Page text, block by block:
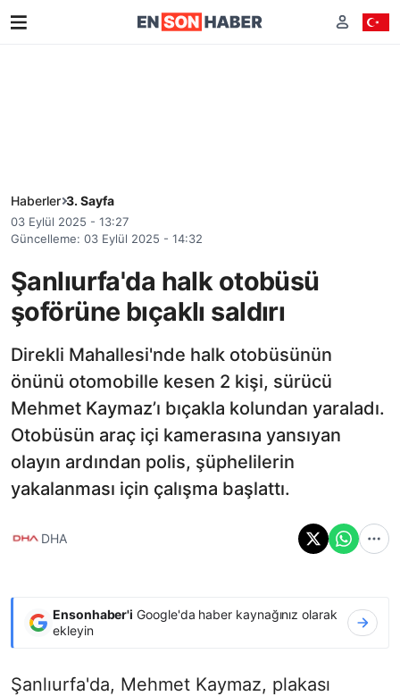
Haberler 3. Sayfa
03 Eylül 2025 - 13:27
Güncelleme: 03 Eylül 2025 - 14:32
Şanlıurfa'da halk otobüsü
şoförüne bıçaklı saldırı
Direkli Mahallesi'nde halk otobüsünün
önünü otomobille kesen 2 kişi, sürücü
Mehmet Kaymaz’ı bıçakla kolundan yaraladı.
Otobüsün araç içi kamerasına yansıyan
olayın ardından polis, şüphelilerin
yakalanması için çalışma başlattı.
DHA
Ensonhaber'i Google'da haber kaynağınız olarak
ekleyin
Şanlıurfa'da, Mehmet Kaymaz, plakası